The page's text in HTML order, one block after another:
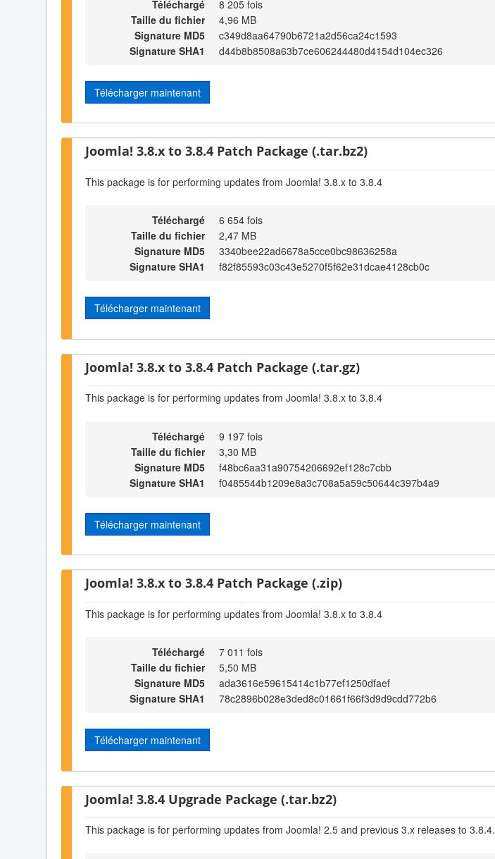
Téléchargé
8 205 fois
Taille du fichier
4,96 MB
Signature MD5
c349d8aa64790b6721a2d56ca24c1593
Signature SHA1
d44b8b8508a63b7ce606244480d4154d104ec326
Télécharger maintenant
Joomla! 3.8.x to 3.8.4 Patch Package (.tar.bz2)
This package is for performing updates from Joomla! 3.8.x to 3.8.4
Téléchargé
6 654 fois
Taille du fichier
2,47 MB
Signature MD5
3340bee22ad6678a5cce0bc98636258a
Signature SHA1
f82f85593c03c43e5270f5f62e31dcae4128cb0c
Télécharger maintenant
Joomla! 3.8.x to 3.8.4 Patch Package (.tar.gz)
This package is for performing updates from Joomla! 3.8.x to 3.8.4
Téléchargé
9 197 fois
Taille du fichier
3,30 MB
Signature MD5
f48bc6aa31a90754206692ef128c7cbb
Signature SHA1
f0485544b1209e8a3c708a5a59c50644c397b4a9
Télécharger maintenant
Joomla! 3.8.x to 3.8.4 Patch Package (.zip)
This package is for performing updates from Joomla! 3.8.x to 3.8.4
Téléchargé
7 011 fois
Taille du fichier
5,50 MB
Signature MD5
ada3616e59615414c1b77ef1250dfaef
Signature SHA1
78c2896b028e3ded8c01661f66f3d9d9cdd772b6
Télécharger maintenant
Joomla! 3.8.4 Upgrade Package (.tar.bz2)
This package is for performing updates from Joomla! 2.5 and previous 3.x releases to 3.8.4.